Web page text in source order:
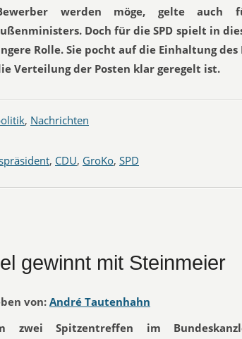
werden möge, gelte auch
Doch für die SPD spielt in
Rolle. Sie pocht auf die Einhaltung
Verteilung der Posten klar geregelt ist.
, Nachrichten
, CDU, GroKo, SPD
gewinnt mit Steinmeier
von:André Tautenhahn
zwei Spitzentreffen im